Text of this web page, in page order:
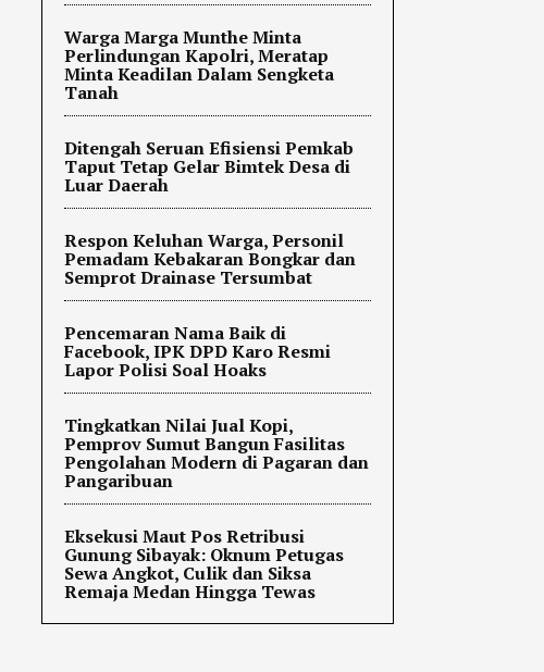
Warga Marga Munthe Minta
Perlindungan Kapolri, Meratap
Minta Keadilan Dalam Sengketa
Tanah
Ditengah Seruan Efisiensi Pemkab
Taput Tetap Gelar Bimtek Desa di
Luar Daerah
Respon Keluhan Warga, Personil
Pemadam Kebakaran Bongkar dan
Semprot Drainase Tersumbat
Pencemaran Nama Baik di
Facebook, IPK DPD Karo Resmi
Lapor Polisi Soal Hoaks
Tingkatkan Nilai Jual Kopi,
Pemprov Sumut Bangun Fasilitas
Pengolahan Modern di Pagaran dan
Pangaribuan
Eksekusi Maut Pos Retribusi
Gunung Sibayak: Oknum Petugas
Sewa Angkot, Culik dan Siksa
Remaja Medan Hingga Tewas